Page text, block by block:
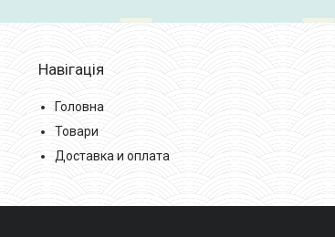
Навігація
Головна
Товари
Доставка и оплата